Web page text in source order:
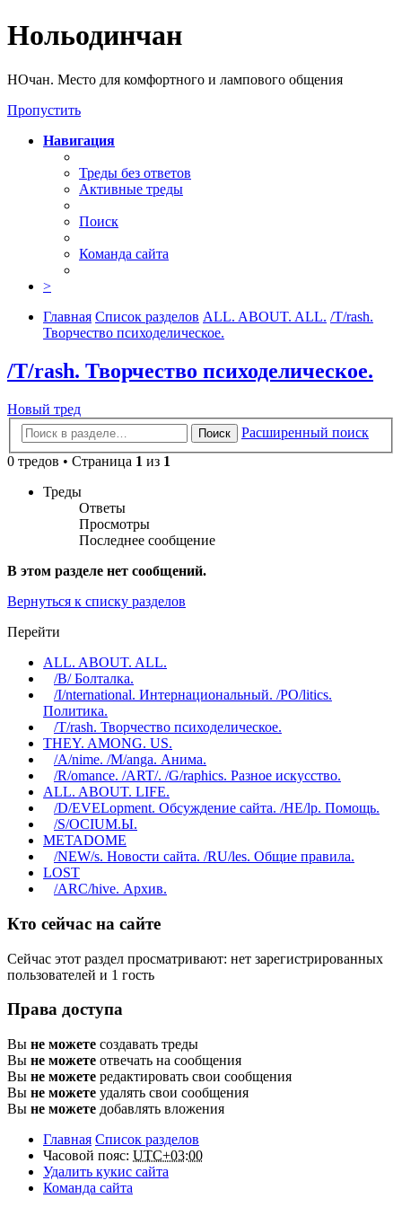
Нольодинчан
НОчан. Место для комфортного и лампового общения
Пропустить
Навигация
Треды без ответов
Активные треды
Поиск
Команда сайта
>
Главная Список разделов ALL. ABOUT. ALL. /T/rash.
Творчество психоделическое.
/T/rash. Творчество психоделическое.
Новый тред
Поиск
Расширенный поиск
0 тредов • Страница 1 из 1
Треды
Ответы
Просмотры
Последнее сообщение
В этом разделе нет сообщений.
Вернуться к списку разделов
Перейти
ALL. ABOUT. ALL.
/B/ Болталка.
/I/nternational. Интернациональный. /PO/litics.
Политика.
/T/rash. Творчество психоделическое.
THEY. AMONG. US.
/A/nime. /M/anga. Анима.
/R/omance. /ART/. /G/raphics. Разное искусство.
ALL. ABOUT. LIFE.
/D/EVELopment. Обсуждение сайта. /HE/lp. Помощь.
/S/OCIUM.Ы.
METADOME
/NEW/s. Новости сайта. /RU/les. Общие правила.
LOST
/ARC/hive. Архив.
Кто сейчас на сайте
Сейчас этот раздел просматривают: нет зарегистрированных
пользователей и 1 гость
Права доступа
Вы не можете создавать треды
Вы не можете отвечать на сообщения
Вы не можете редактировать свои сообщения
Вы не можете удалять свои сообщения
Вы не можете добавлять вложения
Главная Список разделов
Часовой пояс: UTC+03:00
Удалить кукис сайта
Команда сайта